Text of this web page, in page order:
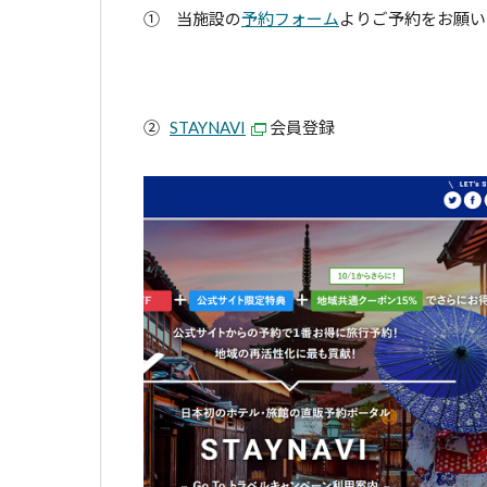
① 当施設の予約フォームよりご予約をお願
② STAYNAVI 会員登録